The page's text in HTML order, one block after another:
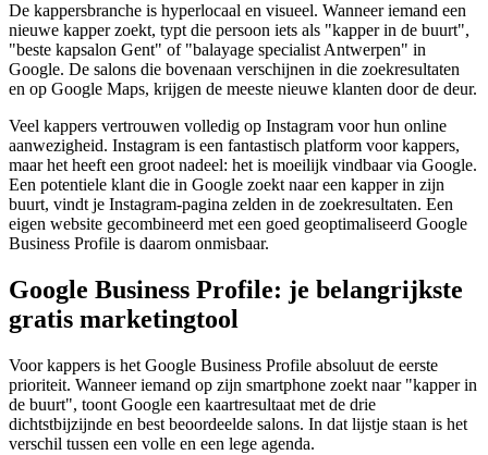
De kappersbranche is hyperlocaal en visueel. Wanneer iemand een
nieuwe kapper zoekt, typt die persoon iets als "kapper in de buurt",
"beste kapsalon Gent" of "balayage specialist Antwerpen" in
Google. De salons die bovenaan verschijnen in die zoekresultaten
en op Google Maps, krijgen de meeste nieuwe klanten door de deur.
Veel kappers vertrouwen volledig op Instagram voor hun online
aanwezigheid. Instagram is een fantastisch platform voor kappers,
maar het heeft een groot nadeel: het is moeilijk vindbaar via Google.
Een potentiele klant die in Google zoekt naar een kapper in zijn
buurt, vindt je Instagram-pagina zelden in de zoekresultaten. Een
eigen website gecombineerd met een goed geoptimaliseerd Google
Business Profile is daarom onmisbaar.
Google Business Profile: je belangrijkste
gratis marketingtool
Voor kappers is het Google Business Profile absoluut de eerste
prioriteit. Wanneer iemand op zijn smartphone zoekt naar "kapper in
de buurt", toont Google een kaartresultaat met de drie
dichtstbijzijnde en best beoordeelde salons. In dat lijstje staan is het
verschil tussen een volle en een lege agenda.